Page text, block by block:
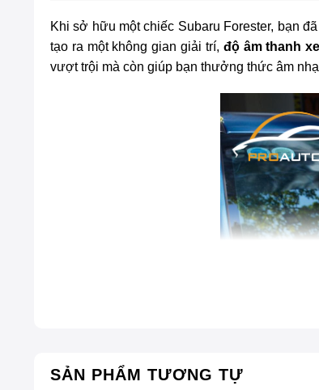
Khi sở hữu một chiếc Subaru Forester, bạn
tạo ra một không gian giải trí, độ âm thanh
vượt trội mà còn giúp bạn thưởng thức âm
SẢN PHẨM TƯƠNG TỰ